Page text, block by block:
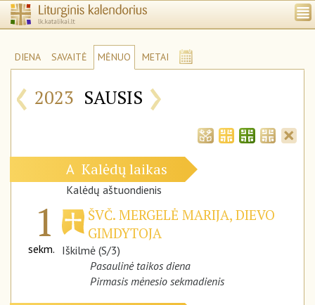
DIENA SAVAITĖ MĖNUO METAI
‹ 2023 SAUSIS ›
A Kalėdų laikas
Kalėdų aštuondienis
1
sekm.
ŠVČ. MERGELĖ MARIJA, DIEVO
GIMDYTOJA
Iškilmė (S/3)
Pasaulinė taikos diena
Pirmasis mėnesio sekmadienis